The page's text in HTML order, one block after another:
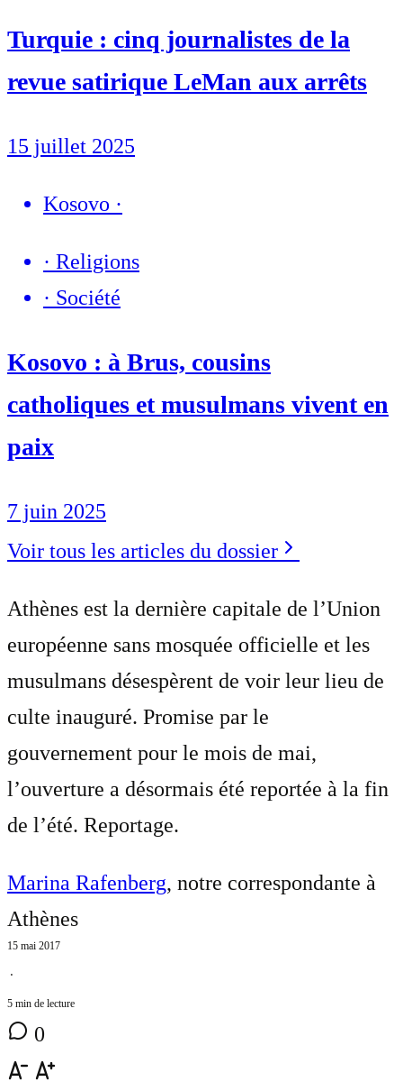
Turquie : cinq journalistes de la
revue satirique LeMan aux arrêts
15 juillet 2025
Kosovo ·
· Religions
· Société
Kosovo : à Brus, cousins
catholiques et musulmans vivent en
paix
7 juin 2025
Voir tous les articles du dossier
Athènes est la dernière capitale de l’Union
européenne sans mosquée officielle et les
musulmans désespèrent de voir leur lieu de
culte inauguré. Promise par le
gouvernement pour le mois de mai,
l’ouverture a désormais été reportée à la fin
de l’été. Reportage.
Marina Rafenberg, notre correspondante à
Athènes
15 mai 2017
⋅
5 min de lecture
0